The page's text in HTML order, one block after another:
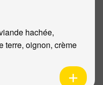
hachée,
terre, oignon, crème